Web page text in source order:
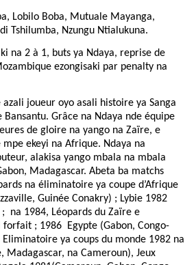
Lobilo Boba, Mutuale Mayanga,
Tshilumba, Nzungu Ntialukuna.
na 2 à 1, buts ya Ndaya, reprise de
ezongisaki par penalty na
joueur oyo asali histoire ya Sanga
Bansantu. Grâce na Ndaya nde équipe
de gloire na yango na Zaïre, e
ekeyi na Afrique. Ndaya na
alakisa yango mbala na mbala
Madagascar. Abeta ba matchs
na éliminatoire ya coupe d’Afrique
Guinée Conakry) ; Lybie 1982
na 1984, Léopards du Zaïre e
; 1986 Egypte (Gabon, Congo-
ya coups du monde 1982 na
Madagascar, na Cameroun), Jeux